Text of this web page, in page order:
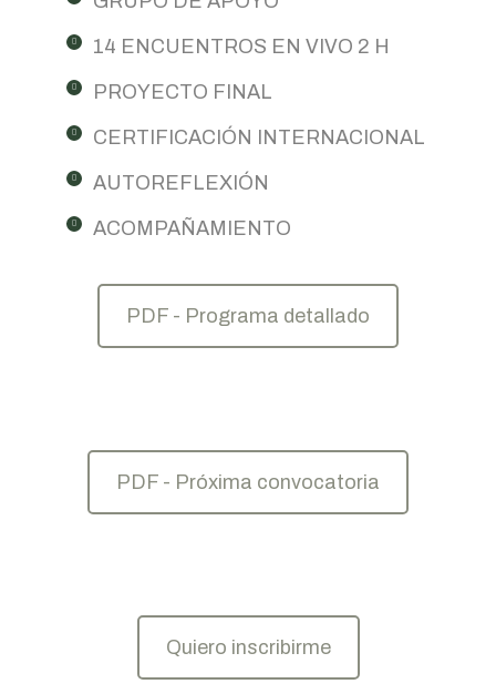
14 ENCUENTROS EN VIVO 2 H
PROYECTO FINAL
CERTIFICACIÓN INTERNACIONAL
AUTOREFLEXIÓN
ACOMPAÑAMIENTO
PDF - Programa detallado
PDF - Próxima convocatoria
Quiero inscribirme